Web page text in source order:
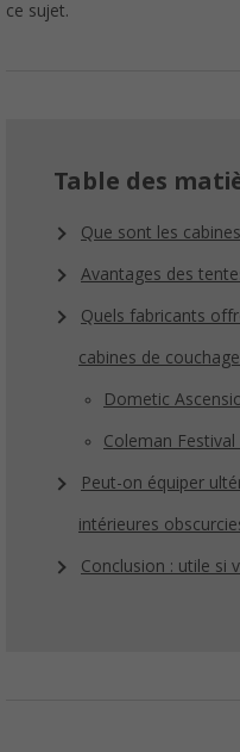
ce sujet.
Table des
Que sont les
Avantages des
Quels fabricants
cabines de
Dometic
Coleman
Peut-on équiper
intérieures
Conclusion : utile si